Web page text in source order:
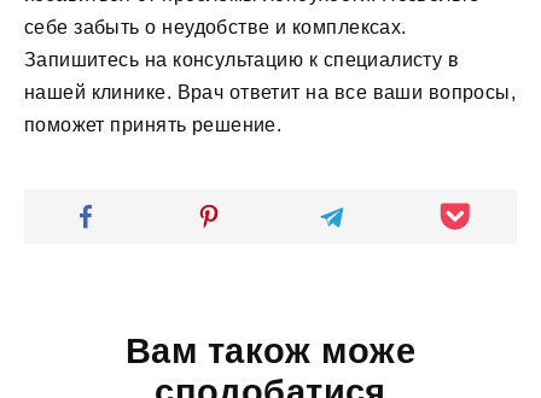
себе забыть о неудобстве и комплексах.
Запишитесь на консультацию к специалисту в
нашей клинике. Врач ответит на все ваши вопросы,
поможет принять решение.
Вам також може